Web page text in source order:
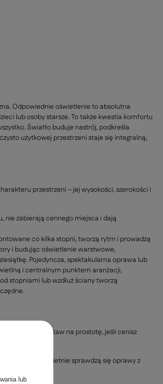
Odpowiednie oświetlenie to absolutna
lub osoby starsze. To także kwestia komfortu
Światło buduje nastrój, podkreśla
użytkowej przestrzeni staje się integralną,
przestrzeni – jej wysokości, szerokości i
nie zabierają cennego miejsca i dają
co kilka stopni, tworzą rytm i prowadzą
i budując oświetlenie warstwowe,
Pojedyncza, spektakularna oprawa lub
i centralnym punktem aranżacji,
stopniami lub wzdłuż ściany tworzą
osiągnąć? Postaw na prostotę, jeśli cenisz
i śrubami. Świetnie sprawdzą się oprawy z
lub